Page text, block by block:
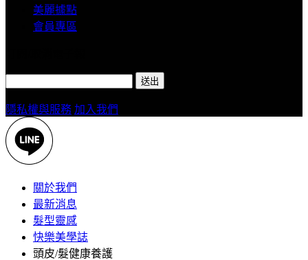
美麗據點
會員專區
隱私權與服務 加入我們
關於我們
最新消息
髮型靈感
快樂美學誌
頭皮/髮健康養護